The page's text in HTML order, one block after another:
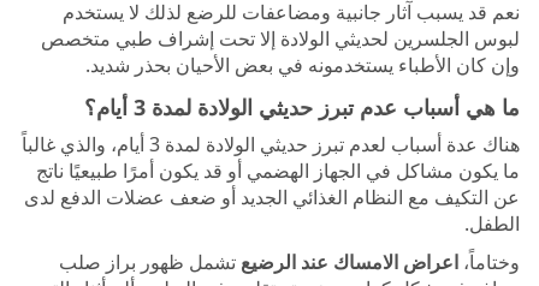
نعم قد يسبب آثار جانبية ومضاعفات للرضع لذلك لا يستخدم
لبوس الجلسرين لحديثي الولادة إلا تحت إشراف طبي متخصص
وإن كان الأطباء يستخدمونه في بعض الأحيان بحذر شديد.
ما هي أسباب عدم تبرز حديثي الولادة لمدة 3 أيام؟
هناك عدة أسباب لعدم تبرز حديثي الولادة لمدة 3 أيام، والذي غالباً
ما يكون مشاكل في الجهاز الهضمي أو قد يكون أمرًا طبيعيًا ناتج
عن التكيف مع النظام الغذائي الجديد أو ضعف عضلات الدفع لدى
الطفل.
وختاماً، اعراض الامساك عند الرضيع تشمل ظهور براز صلب